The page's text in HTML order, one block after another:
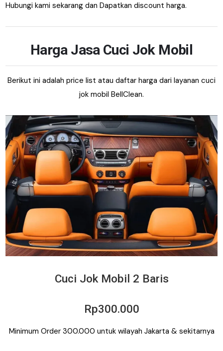
Hubungi kami sekarang dan Dapatkan discount harga.
Harga Jasa Cuci Jok Mobil
Berikut ini adalah price list atau daftar harga dari layanan cuci
jok mobil BellClean.
Cuci Jok Mobil 2 Baris
Rp300.000
Minimum Order 300.000 untuk wilayah Jakarta & sekitarnya